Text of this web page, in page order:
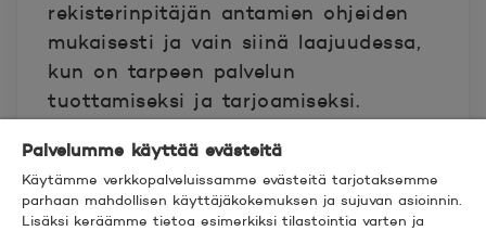
rekisterinpitäjän antamien ohjeiden
mukaisesti ja vain siinä laajuudessa,
kun on tarpeen palvelun
tuottamiseksi ja tarjoamiseksi.
Rekisterinpitäjä varmistaa soveltuvin
salassapito- sekä henkilötietojen
käsittelyä koskevin sopimus- ja muilla
Palvelumme käyttää evästeitä
Käytämme verkkopalveluissamme evästeitä tarjotaksemme
parhaan mahdollisen käyttäjäkokemuksen ja sujuvan asioinnin.
Lisäksi keräämme tietoa esimerkiksi tilastointia varten ja